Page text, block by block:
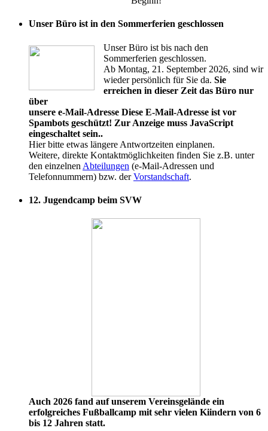
Unser Büro ist in den Sommerferien geschlossen
Unser Büro ist bis nach den
Sommerferien geschlossen.
Ab Montag, 21. September 2026, sind wir
wieder persönlich für Sie da. Sie
erreichen in dieser Zeit das Büro nur
über
unsere e-Mail-Adresse Diese E-Mail-Adresse ist vor
Spambots geschützt! Zur Anzeige muss JavaScript
eingeschaltet sein..
Hier bitte etwas längere Antwortzeiten einplanen.
Weitere, direkte Kontaktmöglichkeiten finden Sie z.B. unter
den einzelnen Abteilungen (e-Mail-Adressen und
Telefonnummern) bzw. derVorstandschaft.
12. Jugendcamp beim SVW
Auch 2026 fand auf unserem Vereinsgelände ein
erfolgreiches Fußballcamp mit sehr vielen Kiindern von 6
bis 12 Jahren statt.